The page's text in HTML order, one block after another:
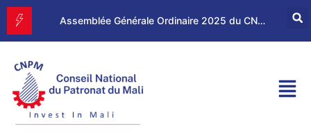
Assemblée Générale Ordinaire 2025 du CNPM